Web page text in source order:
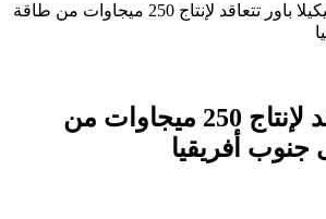
ليكيلا باور تتعاقد لإنتاج 250 ميجاوات من طاقة
ليكيلا باور تتعاقد لإنتاج 250 ميجاوات من
جنوب أفريقيا